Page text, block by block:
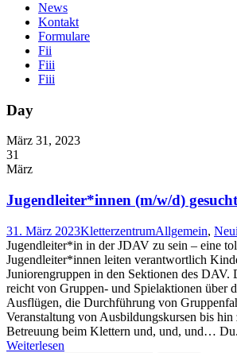
News
Kontakt
Formulare
Fii
Fiii
Fiii
Day
März 31, 2023
31
März
Jugendleiter*innen (m/w/d) gesucht
31. März 2023KletterzentrumAllgemein,
Jugendleiter*in in der JDAV zu sein – eine
Jugendleiter*innen leiten verantwortlich
Juniorengruppen in den Sektionen des DAV.
reicht von Gruppen- und Spielaktionen über
Ausflügen, die Durchführung von
Veranstaltung von Ausbildungskursen bis
Betreuung beim Klettern und, und, und…
Weiterlesen